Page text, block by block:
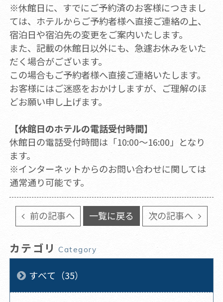
※休館日に、すでにご予約済のお客様につきまし
ては、ホテルからご予約者様へ直接ご連絡の上、
宿泊日や宿泊先の変更をご案内いたします。
また、記載の休館日以外にも、急遽お休みをいた
だく場合がございます。
この場合もご予約者様へ直接ご連絡いたします。
お客様にはご迷惑をおかけしますが、ご理解のほ
どお願い申し上げます。
【休館日のホテルの電話受付時間】
休館日の電話受付時間は「10:00～16:00」となり
ます。
※インターネットからのお問い合わせに関しては
通常通り可能です。
前の記事へ 一覧に戻る 次の記事へ
カテゴリ Category
すべて（35）